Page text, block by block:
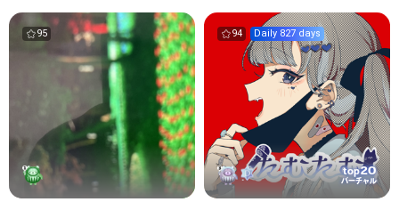
95 94 Daily 827 days
top20
バーチャル